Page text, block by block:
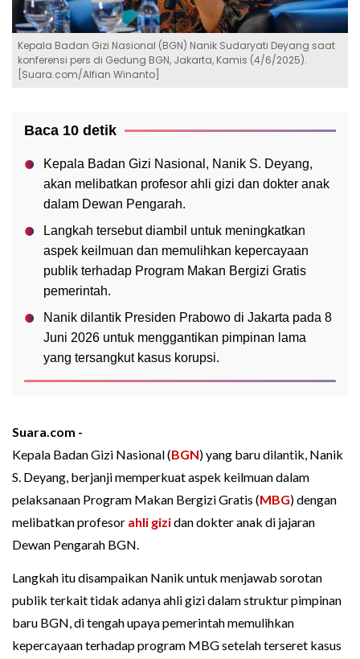
Kepala Badan Gizi Nasional (BGN) Nanik Sudaryati Deyang saat
konferensi pers di Gedung BGN, Jakarta, Kamis (4/6/2025).
[Suara.com/Alfian Winanto]
Baca 10 detik
Kepala Badan Gizi Nasional, Nanik S. Deyang,
akan melibatkan profesor ahli gizi dan dokter anak
dalam Dewan Pengarah.
Langkah tersebut diambil untuk meningkatkan
aspek keilmuan dan memulihkan kepercayaan
publik terhadap Program Makan Bergizi Gratis
pemerintah.
Nanik dilantik Presiden Prabowo di Jakarta pada 8
Juni 2026 untuk menggantikan pimpinan lama
yang tersangkut kasus korupsi.
Suara.com -
Kepala Badan Gizi Nasional (BGN) yang baru dilantik, Nanik
S. Deyang, berjanji memperkuat aspek keilmuan dalam
pelaksanaan Program Makan Bergizi Gratis (MBG) dengan
melibatkan profesor ahli gizidan dokter anak di jajaran
Dewan Pengarah BGN.
Langkah itu disampaikan Nanik untuk menjawab sorotan
publik terkait tidak adanya ahli gizi dalam struktur pimpinan
baru BGN, di tengah upaya pemerintah memulihkan
kepercayaan terhadap program MBG setelah terseret kasus